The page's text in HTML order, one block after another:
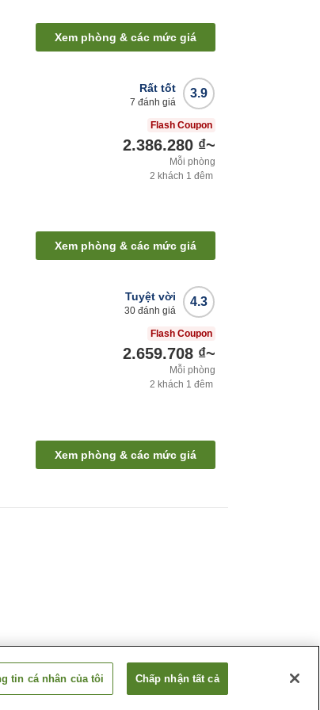
Xem phòng & các mức giá
3.9
Rất tốt
7 đánh giá
Flash Coupon
2.386.280 ₫~
Mỗi phòng
2 khách 1 đêm
Xem phòng & các mức giá
4.3
Tuyệt vời
30 đánh giá
Flash Coupon
2.659.708 ₫~
Mỗi phòng
2 khách 1 đêm
Xem phòng & các mức giá
tin cá nhân của tôi Chấp nhận tất cả